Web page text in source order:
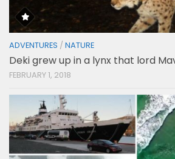
ADVENTURES / NATURE
Deki grew up in a lynx that lord
FEBRUARY 1, 2018